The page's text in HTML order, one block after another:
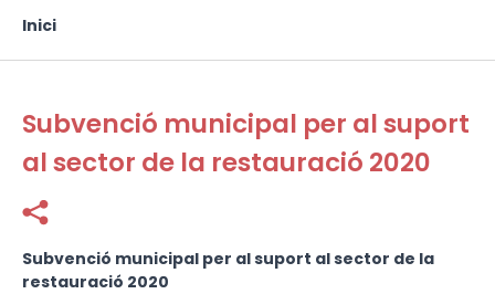
Esteu aquí
Inici
Subvenció municipal per al suport
al sector de la restauració 2020
Subvenció municipal per al suport al sector de la
restauració 2020